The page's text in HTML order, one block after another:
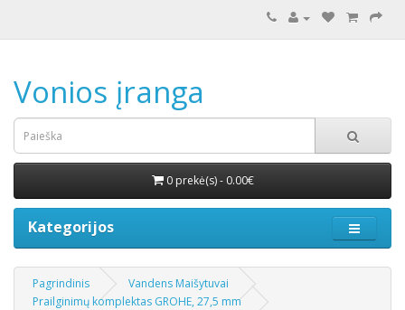
Vonios įranga
0 prekė(s) - 0.00€
Kategorijos
Pagrindinis
Vandens Maišytuvai
Prailginimų komplektas GROHE, 27,5 mm